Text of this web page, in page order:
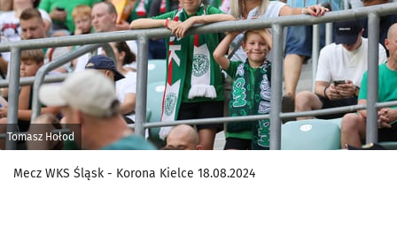
Tomasz Hołod
Mecz WKS Śląsk - Korona Kielce 18.08.2024